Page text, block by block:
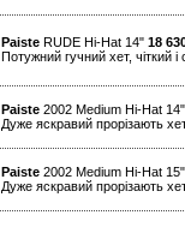
Paiste RUDE Hi-Hat 14" 18
Потужний гучний хет, чіткий
Paiste 2002 Medium Hi-Hat 14"
Дуже яскравий прорізають
Paiste 2002 Medium Hi-Hat 15"
Дуже яскравий прорізають